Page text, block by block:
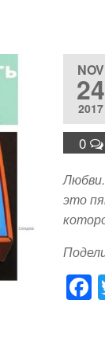
NOV
24
2017
0
это